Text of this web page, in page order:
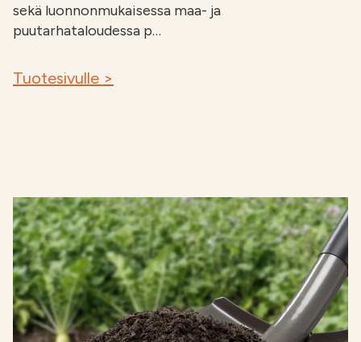
sekä luonnonmukaisessa maa- ja
puutarhataloudessa p…
Tuotesivulle >